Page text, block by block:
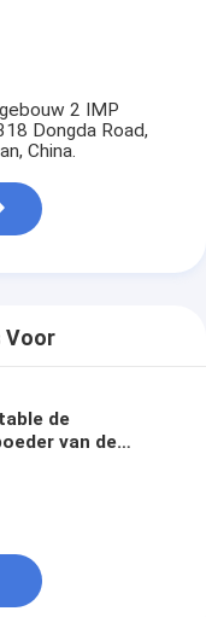
2 IMP
Dongda Road,
China.
Voor
de
van de